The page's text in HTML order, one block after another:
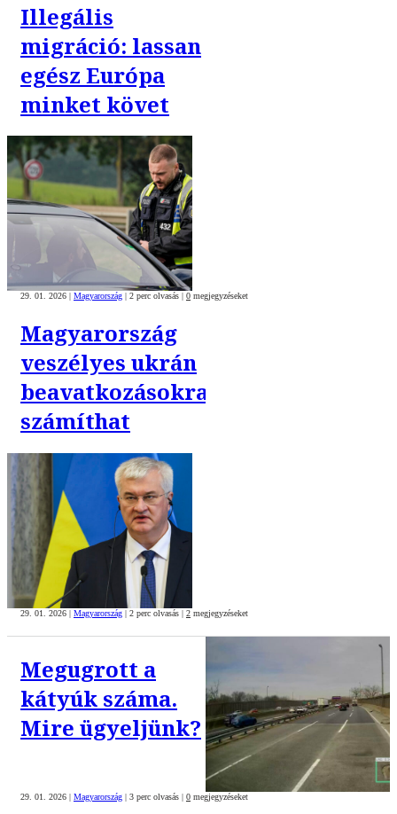
Illegális
migráció: lassan
egész Európa
minket követ
29. 01. 2026 Magyarország 2 perc olvasás 0 megjegyzéseket
Magyarország
veszélyes ukrán
beavatkozásokra
számíthat
29. 01. 2026 | Magyarország | 2 perc olvasás | 2 megjegyzéseket
Megugrott a
kátyúk száma.
Mire ügyeljünk?
29. 01. 2026 | Magyarország | 3 perc olvasás | 0 megjegyzéseket